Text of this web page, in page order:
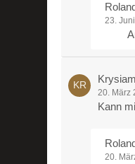
23.
20. März
Kann
20.